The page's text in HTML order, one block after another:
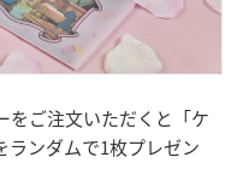
をご注文いただくと「ケ
ランダムで1枚プレゼン